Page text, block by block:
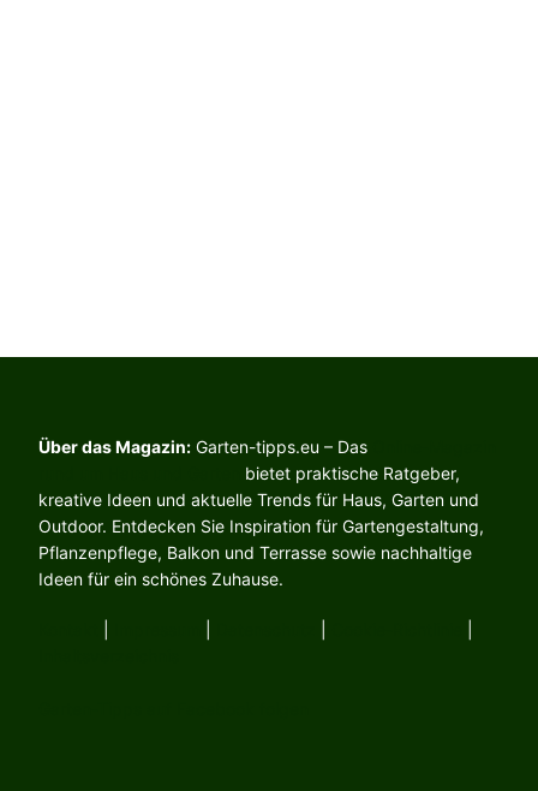
Über das Magazin: Garten-tipps.eu – Das
bietet praktische Ratgeber,
kreative Ideen und aktuelle Trends für Haus, Garten und
Outdoor. Entdecken Sie Inspiration für Gartengestaltung,
Pflanzenpflege, Balkon und Terrasse sowie nachhaltige
Ideen für ein schönes Zuhause.